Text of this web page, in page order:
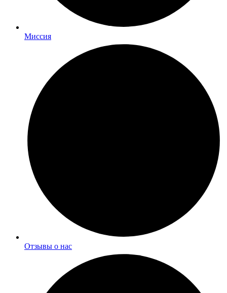
Миссия
Отзывы о нас